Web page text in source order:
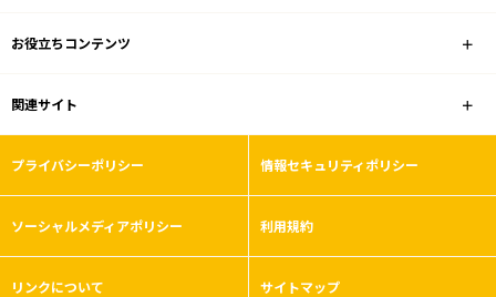
こだわり条件
フリーワード
お役立ちコンテンツ
関連サイト
プライバシーポリシー 情報セキュリティポリシー
ソーシャルメディアポリシー 利用規約
リンクについて サイトマップ